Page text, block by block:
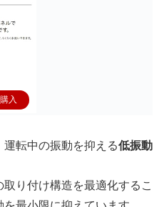
入
転中の振動を抑える低振動
り付け構造を最適化するこ